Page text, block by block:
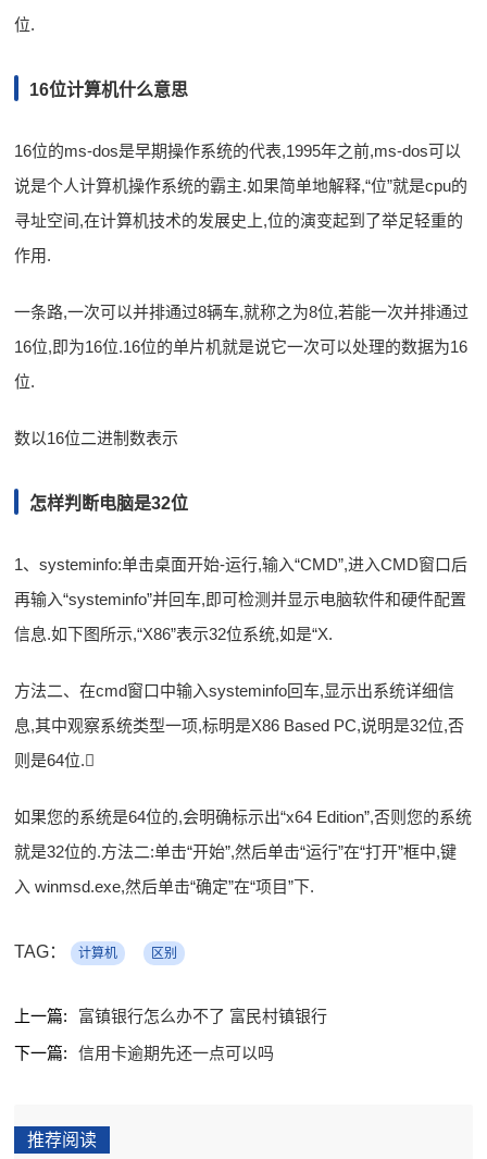
位.
16位计算机什么意思
16位的ms-dos是早期操作系统的代表,1995年之前,ms-dos可以
说是个人计算机操作系统的霸主.如果简单地解释,“位”就是cpu的
寻址空间,在计算机技术的发展史上,位的演变起到了举足轻重的
作用.
一条路,一次可以并排通过8辆车,就称之为8位,若能一次并排通过
16位,即为16位.16位的单片机就是说它一次可以处理的数据为16
位.
数以16位二进制数表示
怎样判断电脑是32位
1、systeminfo:单击桌面开始-运行,输入“CMD”,进入CMD窗口后
再输入“systeminfo”并回车,即可检测并显示电脑软件和硬件配置
信息.如下图所示,“X86”表示32位系统,如是“X.
方法二、在cmd窗口中输入systeminfo回车,显示出系统详细信
息,其中观察系统类型一项,标明是X86 Based PC,说明是32位,否
则是64位.
如果您的系统是64位的,会明确标示出“x64 Edition”,否则您的系统
就是32位的.方法二:单击“开始”,然后单击“运行”在“打开”框中,键
入 winmsd.exe,然后单击“确定”在“项目”下.
TAG： 计算机 区别
上一篇:
富镇银行怎么办不了 富民村镇银行
下一篇:
信用卡逾期先还一点可以吗
推荐阅读